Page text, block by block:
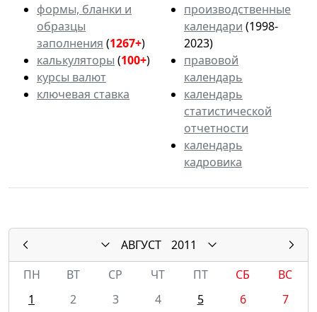
формы, бланки и
образцы
заполнения (1267+)
калькуляторы (100+)
курсы валют
ключевая ставка
производственные
календари (1998-
2023)
правовой
календарь
календарь
статистической
отчетности
календарь
кадровика
АВГУСТ
2011
ПН
ВТ СР ЧТ ПТ СБ
ВС
1
2 3 4 5 6
7